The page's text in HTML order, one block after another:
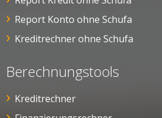
Report Konto ohne Schufa
Kreditrechner ohne Schufa
Berechnungstools
Kreditrechner